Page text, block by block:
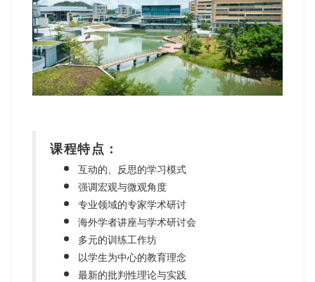
课程特点：
互动的、反思的学习模式
强调宏观与微观角度
专业领域的专家学术研讨
海外学者讲座与学术研讨会
多元的训练工作坊
以学生为中心的教育理念
最新的批判性理论与实践